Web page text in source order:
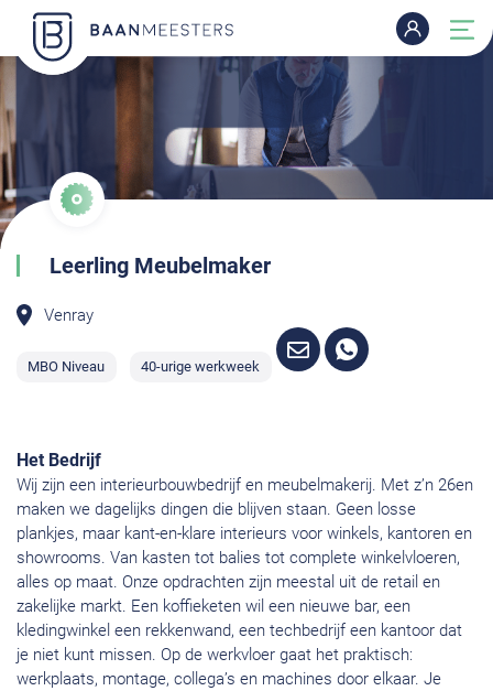
Leerling Meubelmaker
Venray
MBO Niveau 40-urige werkweek
Het Bedrijf
Wij zijn een interieurbouwbedrijf en meubelmakerij. Met z’n 26en
maken we dagelijks dingen die blijven staan. Geen losse
plankjes, maar kant-en-klare interieurs voor winkels, kantoren en
showrooms. Van kasten tot balies tot complete winkelvloeren,
alles op maat. Onze opdrachten zijn meestal uit de retail en
zakelijke markt. Een koffieketen wil een nieuwe bar, een
kledingwinkel een rekkenwand, een techbedrijf een kantoor dat
je niet kunt missen. Op de werkvloer gaat het praktisch:
werkplaats, montage, collega’s en machines door elkaar. Je